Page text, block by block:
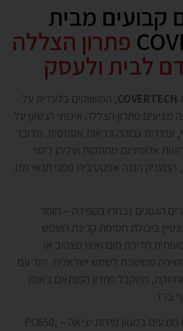
קבועים מבית
פתרון הצללה
לבית ולעסק
COVERTECH, המשווקים בלעדית על
מציעים פתרון הצללה איכותי הנשען על
עמידות גבוהה ונראות אסתטית. מדובר
אלומיניום מחוזקות ועליהן כיסוי
המעניק הגנה אפקטיבית מפני תנאי מזג
הגגונים נבחרו בקפידה – חומר
ביכולת חסימת קרינת השמש
חדירת חום ואינו מצהיב או
ממושכת לשמש ישראלית. יחד עם
מתקבל פתרון המותאם באופן
ברד.
דגמי COVERTECH מוצעים במגוון מידות יציאה – PC650,